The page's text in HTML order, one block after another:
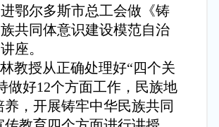
鄂尔多斯市总工会做《铸
共同体意识建设模范自治
座。
授从正确处理好“四个关
做好12个方面工作，民族地
养，开展铸牢中华民族共同